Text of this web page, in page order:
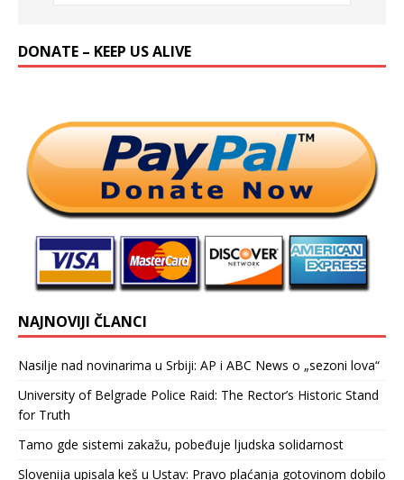
DONATE – KEEP US ALIVE
NAJNOVIJI ČLANCI
Nasilje nad novinarima u Srbiji: AP i ABC News o „sezoni lova“
University of Belgrade Police Raid: The Rector’s Historic Stand
for Truth
Tamo gde sistemi zakažu, pobeđuje ljudska solidarnost
Slovenija upisala keš u Ustav: Pravo plaćanja gotovinom dobilo